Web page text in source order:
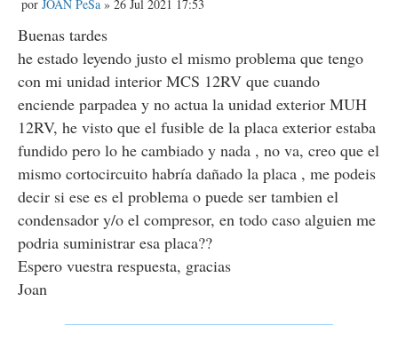
e
n
s
a
e
por JOAN PeSa » 26 Jul 2021 17:53
Buenas tardes
he estado leyendo justo el mismo problema que tengo
con mi unidad interior MCS 12RV que cuando
enciende parpadea y no actua la unidad exterior MUH
12RV, he visto que el fusible de la placa exterior estaba
fundido pero lo he cambiado y nada , no va, creo que el
mismo cortocircuito habría dañado la placa , me podeis
decir si ese es el problema o puede ser tambien el
condensador y/o el compresor, en todo caso alguien me
podria suministrar esa placa??
Espero vuestra respuesta, gracias
Joan